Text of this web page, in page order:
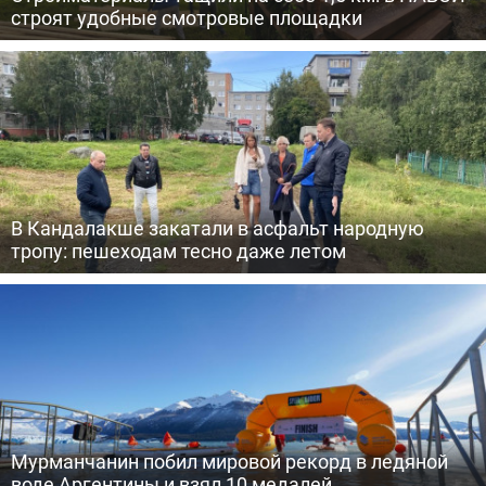
строят удобные смотровые площадки
В Кандалакше закатали в асфальт народную
тропу: пешеходам тесно даже летом
Мурманчанин побил мировой рекорд в ледяной